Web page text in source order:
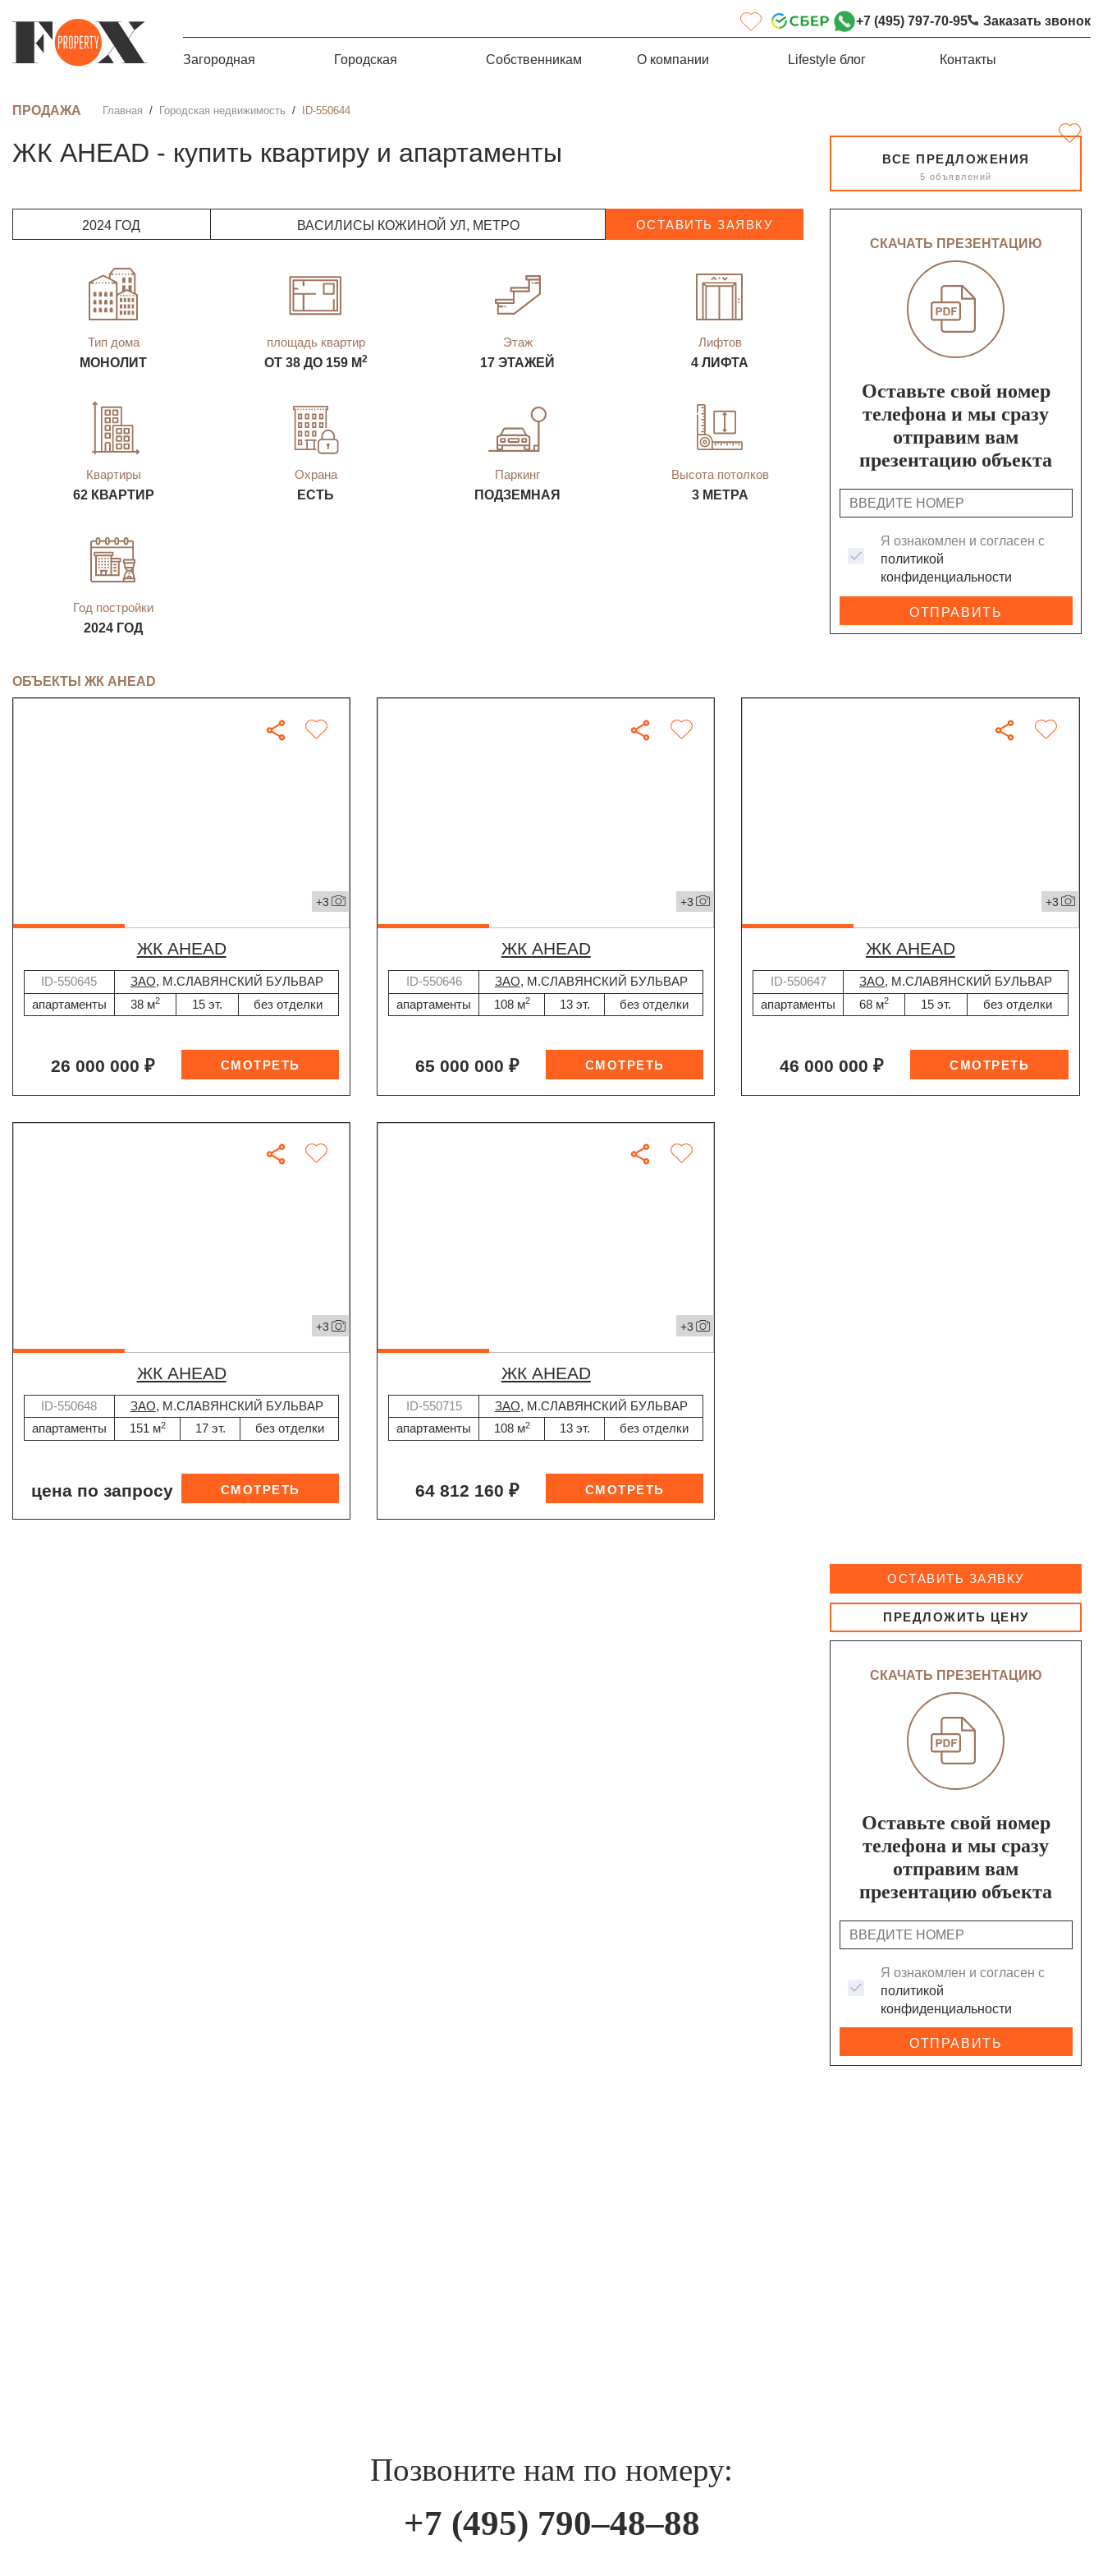
+7 (495) 797-70-95 Заказать звонок
Загородная Городская Собственникам О компании Lifestyle блог Контакты
ПРОДАЖА Главная Городская недвижимость ID-550644
ЖК AHEAD - купить квартиру и апартаменты ВСЕ ПРЕДЛОЖЕНИЯ
5 объявлений
2024 ГОД ВАСИЛИСЫ КОЖИНОЙ УЛ, МЕТРО ОСТАВИТЬ ЗАЯВКУ
Тип дома
МОНОЛИТ
площадь квартир
ОТ 38 ДО 159 М2
Этаж
17 ЭТАЖЕЙ
Лифтов
4 ЛИФТА
Квартиры
62 КВАРТИР
Охрана
ЕСТЬ
Паркинг
ПОДЗЕМНАЯ
Высота потолков
3 МЕТРА
Год постройки
2024 ГОД
СКАЧАТЬ ПРЕЗЕНТАЦИЮ
Оставьте свой номер
телефона и мы сразу
отправим вам
презентацию объекта
Я ознакомлен и согласен с
политикой
конфиденциальности
ОТПРАВИТЬ
ОБЪЕКТЫ ЖК AHEAD
+3
ЖК AHEAD
ID-550645 ЗАО, М.СЛАВЯНСКИЙ БУЛЬВАР
апартаменты
38 м2 15 эт. без отделки
26 000 000 ₽
+3
ЖК AHEAD
ID-550646 ЗАО, М.СЛАВЯНСКИЙ БУЛЬВАР
апартаменты
108 м2 13 эт. без отделки
65 000 000 ₽
+3
ЖК AHEAD
ID-550647 ЗАО, М.СЛАВЯНСКИЙ БУЛЬВАР
апартаменты
68 м2 15 эт. без отделки
46 000 000 ₽
+3
ЖК AHEAD
ID-550648 ЗАО, М.СЛАВЯНСКИЙ БУЛЬВАР
апартаменты
151 м2 17 эт. без отделки
цена по запросу
+3
ЖК AHEAD
ID-550715 ЗАО, М.СЛАВЯНСКИЙ БУЛЬВАР
апартаменты
108 м2 13 эт. без отделки
64 812 160 ₽
ОСТАВИТЬ ЗАЯВКУ
ПРЕДЛОЖИТЬ ЦЕНУ
СКАЧАТЬ ПРЕЗЕНТАЦИЮ
Оставьте свой номер
телефона и мы сразу
отправим вам
презентацию объекта
Я ознакомлен и согласен с
политикой
конфиденциальности
ОТПРАВИТЬ
Позвоните нам по номеру:
+7 (495) 790–48–88